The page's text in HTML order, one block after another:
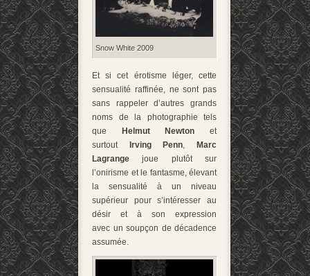
Snow White 2009
Et si cet érotisme léger, cette
sensualité raffinée, ne sont pas
sans rappeler d’autres grands
noms de la photographie tels
que
Helmut Newton et
surtout
Irving Penn,
Marc
Lagrange joue plutôt sur
l’onirisme et le fantasme, élevant
la sensualité à un niveau
supérieur pour s’intéresser au
désir et à son expression
avec un soupçon de décadence
assumée.